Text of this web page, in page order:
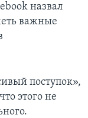
назвал
важные
поступок»,
этого не